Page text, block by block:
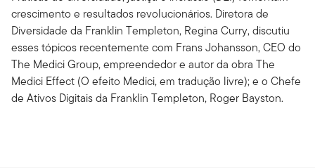
crescimento e resultados revolucionários. Diretora de
Diversidade da Franklin Templeton, Regina Curry, discutiu
esses tópicos recentemente com Frans Johansson, CEO do
The Medici Group, empreendedor e autor da obra The
Medici Effect (O efeito Medici, em tradução livre); e o Chefe
de Ativos Digitais da Franklin Templeton, Roger Bayston.